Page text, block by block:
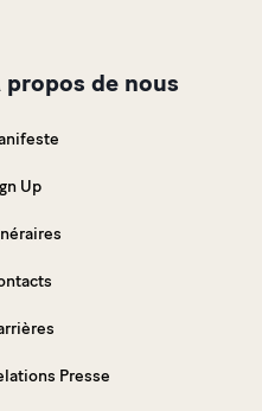
propos de nous
Up
Presse